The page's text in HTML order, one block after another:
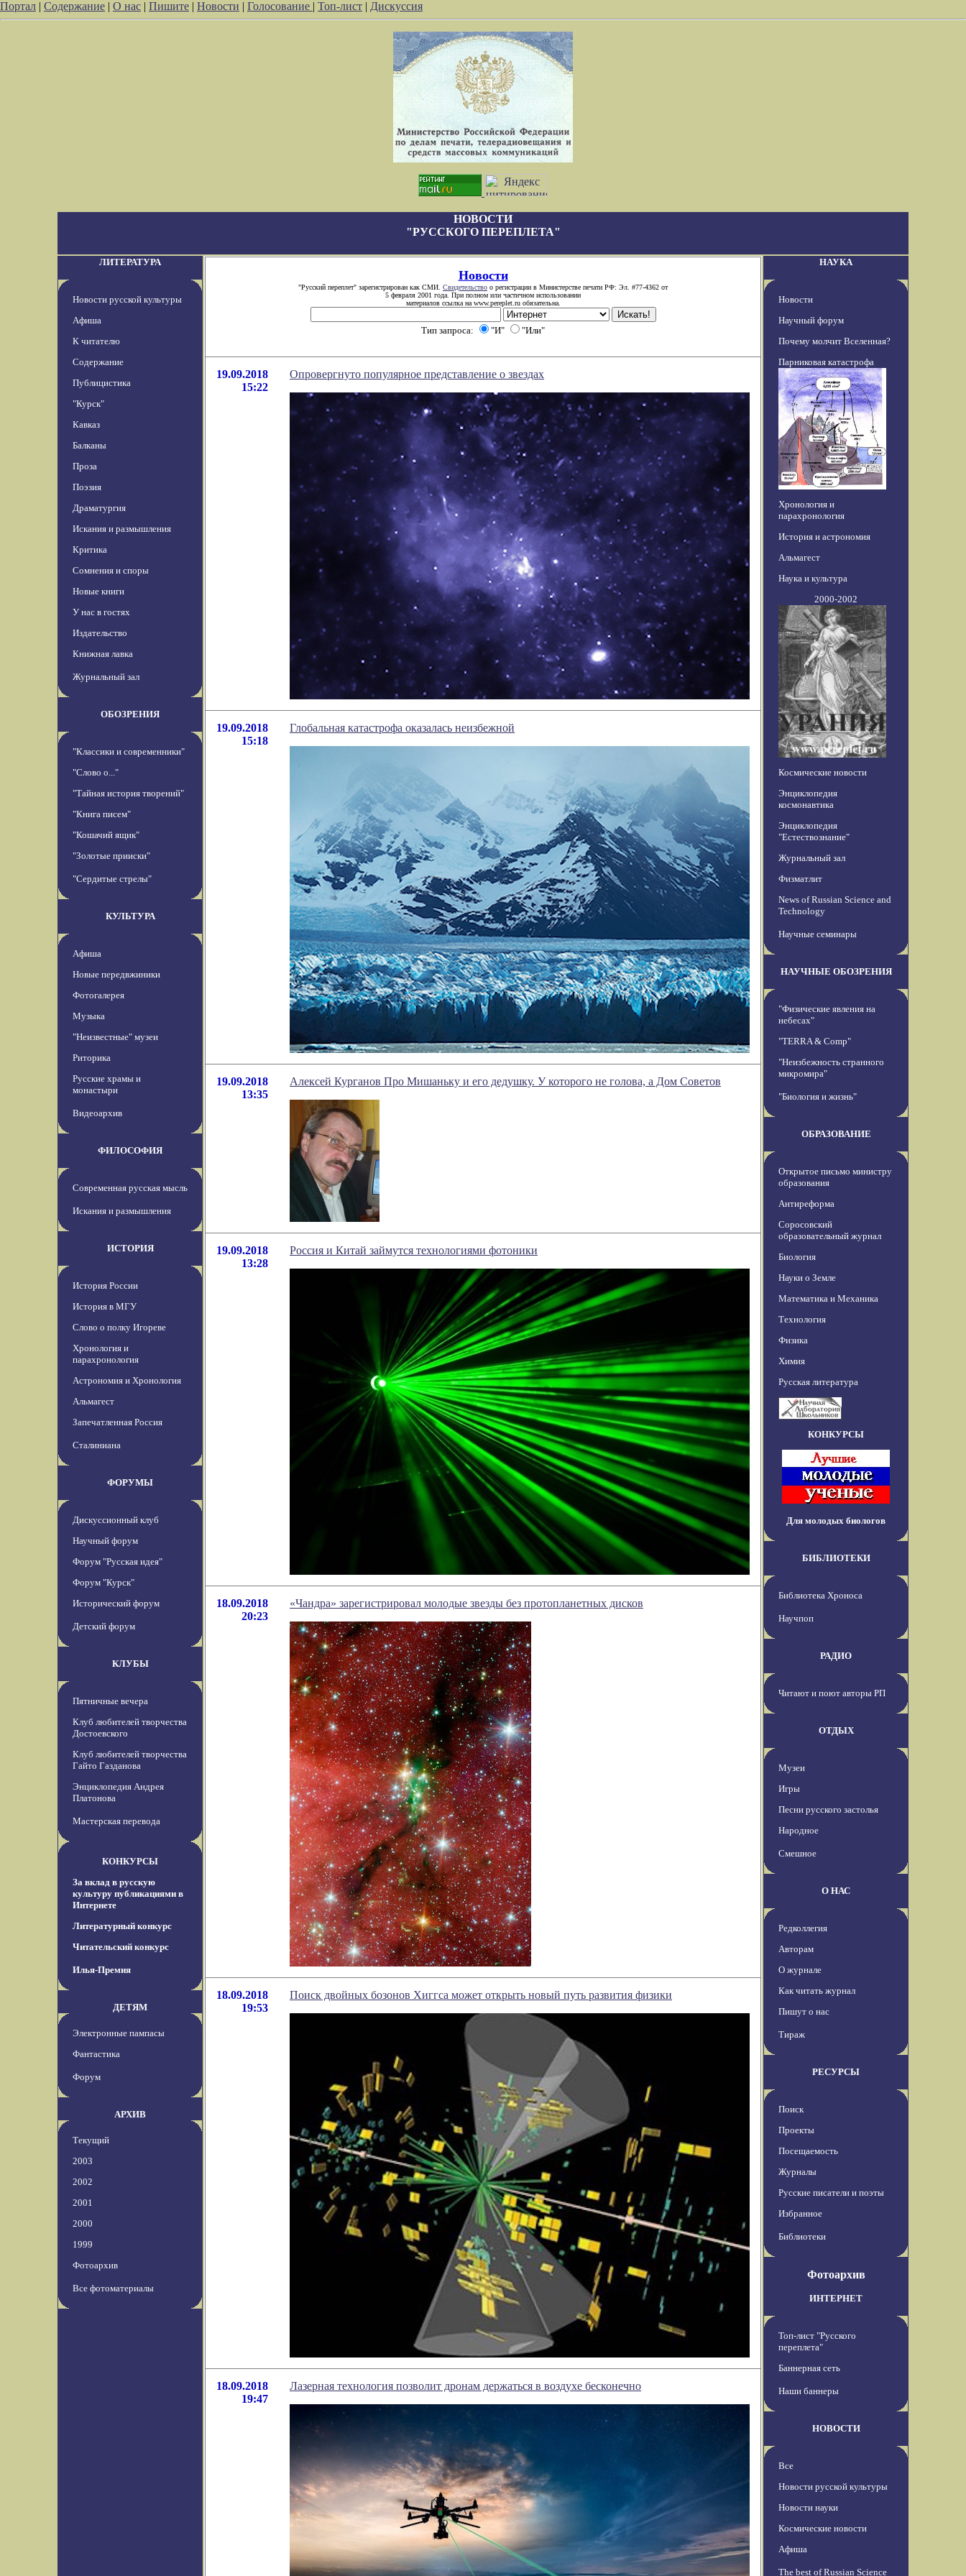
Портал | Содержание | О нас | Пишите | Новости | Голосование | Топ-лист | Дискуссия
НОВОСТИ
"РУССКОГО ПЕРЕПЛЕТА"
ЛИТЕРАТУРА
Новости русской культуры
Афиша
К читателю
Содержание
Публицистика
"Курск"
Кавказ
Балканы
Проза
Поэзия
Драматургия
Искания и размышления
Критика
Сомнения и споры
Новые книги
У нас в гостях
Издательство
Книжная лавка
Журнальный зал
ОБОЗРЕНИЯ
"Классики и современники"
"Слово о..."
"Тайная история творений"
"Книга писем"
"Кошачий ящик"
"Золотые прииски"
"Сердитые стрелы"
КУЛЬТУРА
Афиша
Новые передвжиники
Фотогалерея
Музыка
"Неизвестные" музеи
Риторика
Русские храмы и
монастыри
Видеоархив
ФИЛОСОФИЯ
Современная русская мысль
Искания и размышления
ИСТОРИЯ
История России
История в МГУ
Слово о полку Игореве
Хронология и
парахронология
Астрономия и Хронология
Альмагест
Запечатленная Россия
Сталиниана
ФОРУМЫ
Дискуссионный клуб
Научный форум
Форум "Русская идея"
Форум "Курск"
Исторический форум
Детский форум
КЛУБЫ
Пятничные вечера
Клуб любителей творчества
Достоевского
Клуб любителей творчества
Гайто Газданова
Энциклопедия Андрея
Платонова
Мастерская перевода
КОНКУРСЫ
За вклад в русскую
культуру публикациями в
Интернете
Литературный конкурс
Читательский конкурс
Илья-Премия
ДЕТЯМ
Электронные пампасы
Фантастика
Форум
АРХИВ
Текущий
2003
2002
2001
2000
1999
Фотоархив
Все фотоматериалы
Новости
"Русский переплет" зарегистрирован как СМИ. Свидетельство о регистрации в Министерстве печати РФ: Эл. #77-4362 от
5 февраля 2001 года. При полном или частичном использовании
материалов ссылка на www.pereplet.ru обязательна.
Тип запроса: "И" "Или"
19.09.2018
15:22
Опровергнуто популярное представление о звездах
19.09.2018
15:18
Глобальная катастрофа оказалась неизбежной
19.09.2018
13:35
Алексей Курганов Про Мишаньку и его дедушку. У которого не голова, а Дом Советов
19.09.2018
13:28
Россия и Китай займутся технологиями фотоники
18.09.2018
20:23
«Чандра» зарегистрировал молодые звезды без протопланетных дисков
18.09.2018
19:53
Поиск двойных бозонов Хиггса может открыть новый путь развития физики
18.09.2018
19:47
Лазерная технология позволит дронам держаться в воздухе бесконечно
НАУКА
Новости
Научный форум
Почему молчит Вселенная?
Парниковая катастрофа
Хронология и
парахронология
История и астрономия
Альмагест
Наука и культура
2000-2002
Космические новости
Энциклопедия
космонавтика
Энциклопедия
"Естествознание"
Журнальный зал
Физматлит
News of Russian Science and
Technology
Научные семинары
НАУЧНЫЕ ОБОЗРЕНИЯ
"Физические явления на
небесах"
"TERRA & Comp"
"Неизбежность странного
микромира"
"Биология и жизнь"
ОБРАЗОВАНИЕ
Открытое письмо министру
образования
Антиреформа
Соросовский
образовательный журнал
Биология
Науки о Земле
Математика и Механика
Технология
Физика
Химия
Русская литература
КОНКУРСЫ
Для молодых биологов
БИБЛИОТЕКИ
Библиотека Хроноса
Научпоп
РАДИО
Читают и поют авторы РП
ОТДЫХ
Музеи
Игры
Песни русского застолья
Народное
Смешное
О НАС
Редколлегия
Авторам
О журнале
Как читать журнал
Пишут о нас
Тираж
РЕСУРСЫ
Поиск
Проекты
Посещаемость
Журналы
Русские писатели и поэты
Избранное
Библиотеки
Фотоархив
ИНТЕРНЕТ
Топ-лист "Русского
переплета"
Баннерная сеть
Наши баннеры
НОВОСТИ
Все
Новости русской культуры
Новости науки
Космические новости
Афиша
The best of Russian Science